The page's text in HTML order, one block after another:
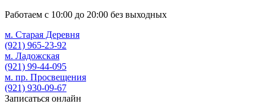
Работаем с 10:00 до 20:00 без выходных
м. Старая Деревня
(921) 965-23-92
м. Ладожская
(921) 99-44-095
м. пр. Просвещения
(921) 930-09-67
Записаться онлайн